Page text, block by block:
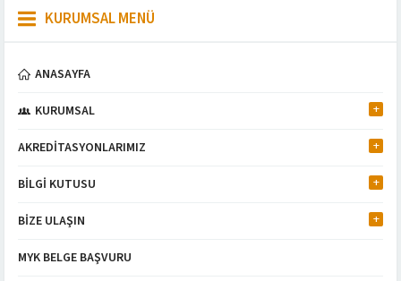
KURUMSAL MENÜ
ANASAYFA
KURUMSAL
AKREDİTASYONLARIMIZ
BİLGİ KUTUSU
BİZE ULAŞIN
MYK BELGE BAŞVURU